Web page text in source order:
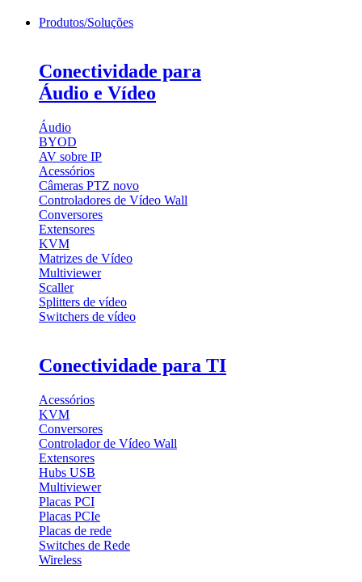
Produtos/Soluções
Conectividade para
Áudio e Vídeo
Áudio
BYOD
AV sobre IP
Acessórios
Câmeras PTZ novo
Controladores de Vídeo Wall
Conversores
Extensores
KVM
Matrizes de Vídeo
Multiviewer
Scaller
Splitters de vídeo
Switchers de vídeo
Conectividade para TI
Acessórios
KVM
Conversores
Controlador de Vídeo Wall
Extensores
Hubs USB
Multiviewer
Placas PCI
Placas PCIe
Placas de rede
Switches de Rede
Wireless